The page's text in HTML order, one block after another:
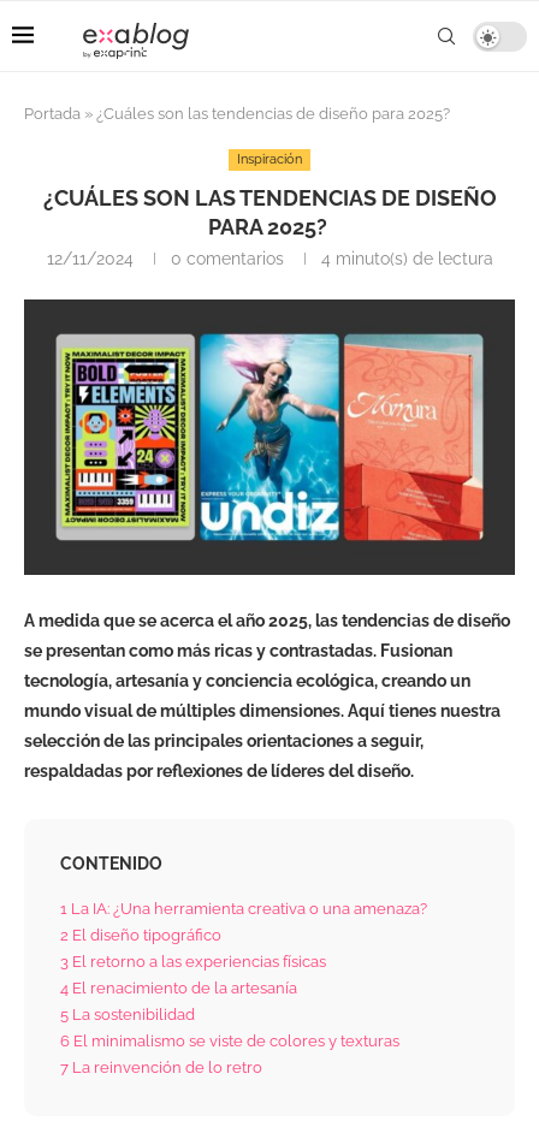
Portada » ¿Cuáles son las tendencias de diseño para 2025?
Inspiración
¿CUÁLES SON LAS TENDENCIAS DE DISEÑO
PARA 2025?
12/11/2024 0 comentarios 4 minuto(s) de lectura
A medida que se acerca el año 2025, las tendencias de diseño
se presentan como más ricas y contrastadas. Fusionan
tecnología, artesanía y conciencia ecológica, creando un
mundo visual de múltiples dimensiones. Aquí tienes nuestra
selección de las principales orientaciones a seguir,
respaldadas por reflexiones de líderes del diseño.
CONTENIDO
1 La IA: ¿Una herramienta creativa o una amenaza?
2 El diseño tipográfico
3 El retorno a las experiencias físicas
4 El renacimiento de la artesanía
5 La sostenibilidad
6 El minimalismo se viste de colores y texturas
7 La reinvención de lo retro